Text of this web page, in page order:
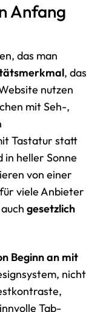
Anfang
das man
, das
nutzen
mit Seh-,
Tastatur statt
in heller Sonne
von einer
viele Anbieter
gesetzlich
Beginn an mit
nicht
Tab-